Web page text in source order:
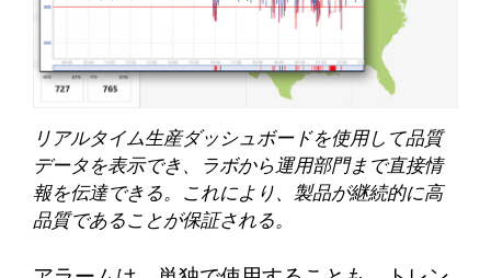
リアルタイム生産ダッシュボードを使用して品質
データを表示でき、ラボから運用部門まで直接情
報を伝達できる。これにより、製品が継続的に高
品質であることが保証される。